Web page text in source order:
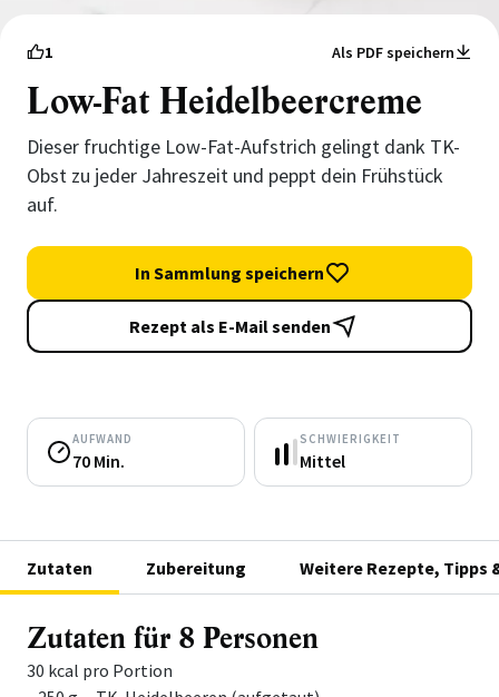
1 Als PDF speichern
Low-Fat Heidelbeercreme
Dieser fruchtige Low-Fat-Aufstrich gelingt dank TK-
Obst zu jeder Jahreszeit und peppt dein Frühstück
auf.
In Sammlung speichern
Rezept als E-Mail senden
AUFWAND
70 Min.
SCHWIERIGKEIT
Mittel
Zutaten Zubereitung Weitere Rezepte, Tipps
Zutaten für 8 Personen
30 kcal pro Portion